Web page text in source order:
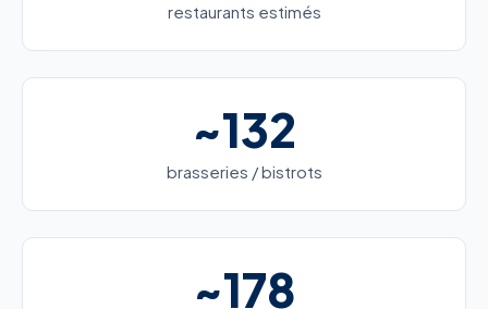
restaurants estimés
~132
brasseries / bistrots
~178